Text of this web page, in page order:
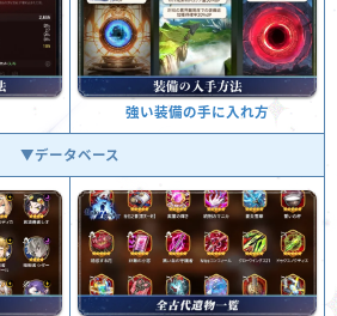
強い装備の手に入れ方
▼データベース